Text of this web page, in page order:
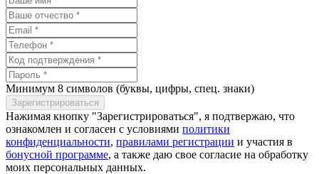
Минимум 8 символов (буквы, цифры, спец. знаки)
Нажимая кнопку "Зарегистрироваться", я подтвержаю, что
ознакомлен и согласен с условиями политики
конфиденциальности, правилами регистрации и участия в
бонусной программе, а также даю свое согласие на обработку
моих персональных данных.